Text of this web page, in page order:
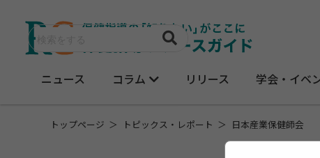
ニュース コラム リリース 学会・イベ
トップページ トピックス・レポート 日本産業保健師会